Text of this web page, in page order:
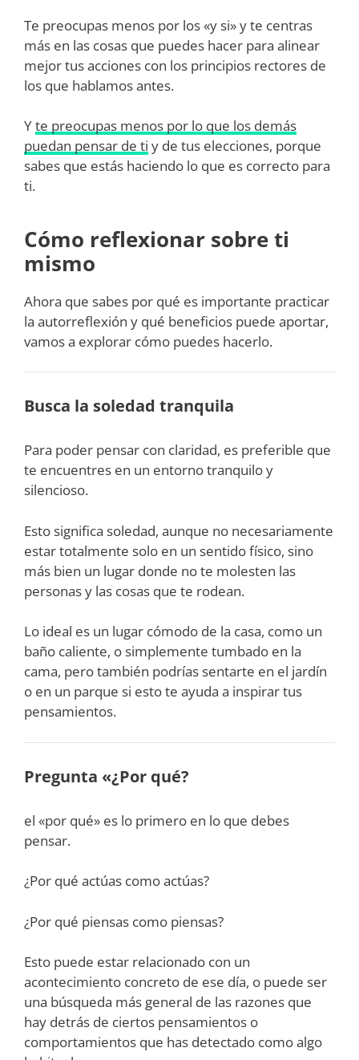
Te preocupas menos por los «y si» y te centras
más en las cosas que puedes hacer para alinear
mejor tus acciones con los principios rectores de
los que hablamos antes.
Yte preocupas menos por lo que los demás
puedan pensar de ti y de tus elecciones, porque
sabes que estás haciendo lo que es correcto para
ti.
Cómo reflexionar sobre ti
mismo
Ahora que sabes por qué es importante practicar
la autorreflexión y qué beneficios puede aportar,
vamos a explorar cómo puedes hacerlo.
Busca la soledad tranquila
Para poder pensar con claridad, es preferible que
te encuentres en un entorno tranquilo y
silencioso.
Esto significa soledad, aunque no necesariamente
estar totalmente solo en un sentido físico, sino
más bien un lugar donde no te molesten las
personas y las cosas que te rodean.
Lo ideal es un lugar cómodo de la casa, como un
baño caliente, o simplemente tumbado en la
cama, pero también podrías sentarte en el jardín
o en un parque si esto te ayuda a inspirar tus
pensamientos.
Pregunta «¿Por qué?
el «por qué» es lo primero en lo que debes
pensar.
¿Por qué actúas como actúas?
¿Por qué piensas como piensas?
Esto puede estar relacionado con un
acontecimiento concreto de ese día, o puede ser
una búsqueda más general de las razones que
hay detrás de ciertos pensamientos o
comportamientos que has detectado como algo